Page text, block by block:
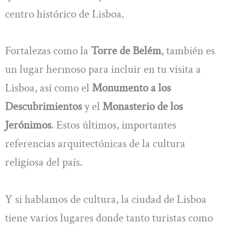
centro histórico de Lisboa.
Fortalezas como la Torre de Belém, también es
un lugar hermoso para incluir en tu visita a
Lisboa, así como el Monumento a los
Descubrimientosy el Monasterio de los
Jerónimos. Estos últimos, importantes
referencias arquitectónicas de la cultura
religiosa del país.
Y si hablamos de cultura, la ciudad de Lisboa
tiene varios lugares donde tanto turistas como